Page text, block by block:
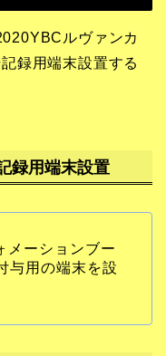
ルヴァンカ
録用端末設置する
録用端末設置
メーションブー
与用の端末を設